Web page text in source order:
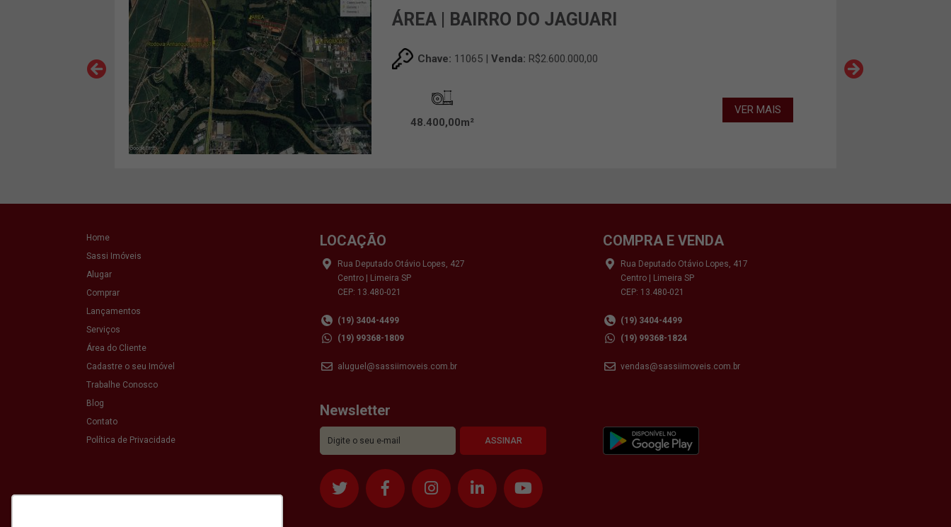
ÁREA | BAIRRO DO JAGUARI
Chave: 11065 |Venda: R$2.600.000,00
48.400,00m²
VER MAIS
Home
Sassi Imóveis
Alugar
Comprar
Lançamentos
Serviços
Área do Cliente
Cadastre o seu Imóvel
Trabalhe Conosco
Blog
Contato
Política de Privacidade
LOCAÇÃO
Rua Deputado Otávio Lopes, 427
Centro | Limeira SP
CEP: 13.480-021
(19) 3404-4499
(19) 99368-1809
aluguel@sassiimoveis.com.br
COMPRA E VENDA
Rua Deputado Otávio Lopes, 417
Centro | Limeira SP
CEP: 13.480-021
(19) 3404-4499
(19) 99368-1824
vendas@sassiimoveis.com.br
Newsletter